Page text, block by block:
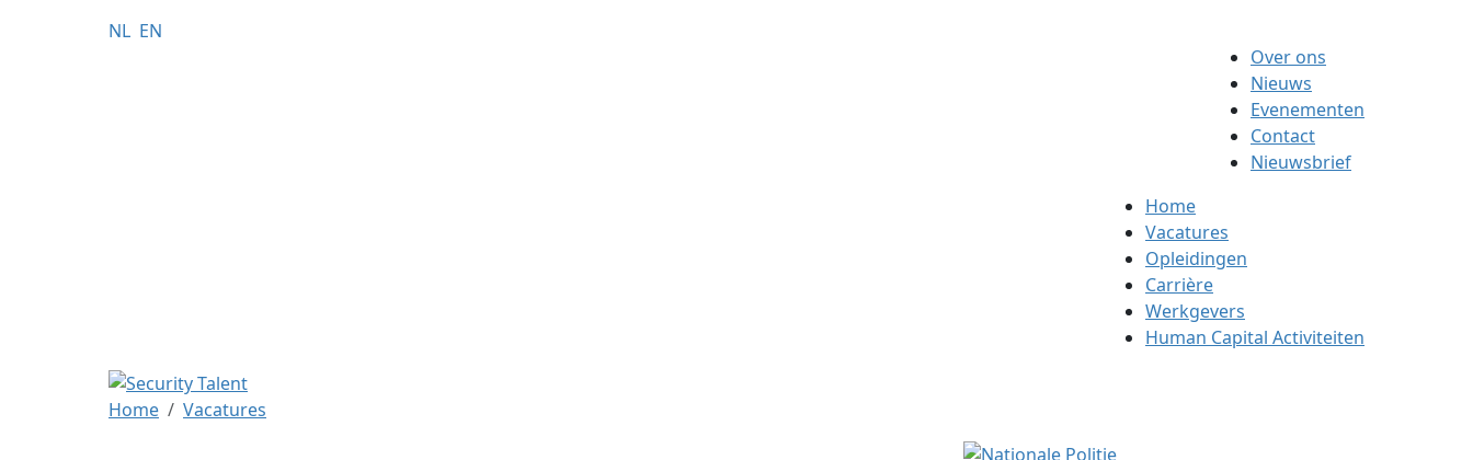
NL EN
Over ons
Nieuws
Evenementen
Contact
Nieuwsbrief
Home
Vacatures
Opleidingen
Carrière
Werkgevers
Human Capital Activiteiten
Home Vacatures